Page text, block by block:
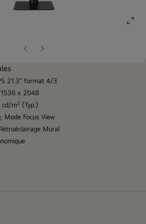
DiapositiveDiapositive
21.3" format 4/3
1536 x 2048
cd/m2 (Typ.)
Mode Focus View
Mural